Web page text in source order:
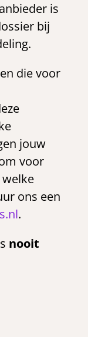
is
bij
die voor
jouw
voor
ons een
.
nooit